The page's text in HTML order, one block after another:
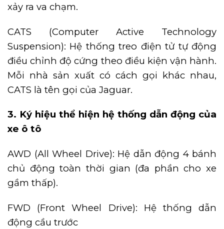
xảy ra va chạm.
CATS (Computer Active Technology
Suspension): Hệ thống treo điện tử tự động
điều chỉnh độ cứng theo điều kiện vận hành.
Mỗi nhà sản xuất có cách gọi khác nhau,
CATS là tên gọi của Jaguar.
3. Ký hiệu thể hiện hệ thống dẫn động của
xe ô tô
AWD (All Wheel Drive): Hệ dẫn động 4 bánh
chủ động toàn thời gian (đa phần cho xe
gầm thấp).
FWD (Front Wheel Drive): Hệ thống dẫn
động cầu trước